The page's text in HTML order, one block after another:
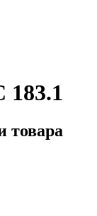
183.1
товара